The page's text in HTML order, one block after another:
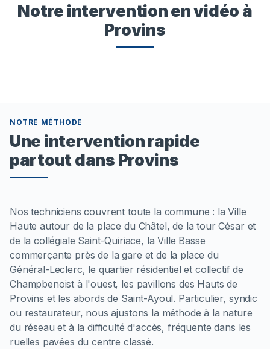
Notre intervention en vidéo à
Provins
NOTRE MÉTHODE
Une intervention rapide
partout dans Provins
Nos techniciens couvrent toute la commune : la Ville
Haute autour de la place du Châtel, de la tour César et
de la collégiale Saint-Quiriace, la Ville Basse
commerçante près de la gare et de la place du
Général-Leclerc, le quartier résidentiel et collectif de
Champbenoist à l'ouest, les pavillons des Hauts de
Provins et les abords de Saint-Ayoul. Particulier, syndic
ou restaurateur, nous ajustons la méthode à la nature
du réseau et à la difficulté d'accès, fréquente dans les
ruelles pavées du centre classé.